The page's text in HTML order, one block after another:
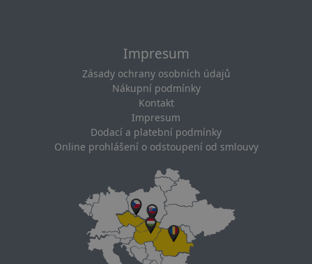
Impresum
Zásady ochrany osobních údajů
Nákupní podmínky
Kontakt
Impresum
Dodací a platební podmínky
Online prohlášení o odstoupení od smlouvy